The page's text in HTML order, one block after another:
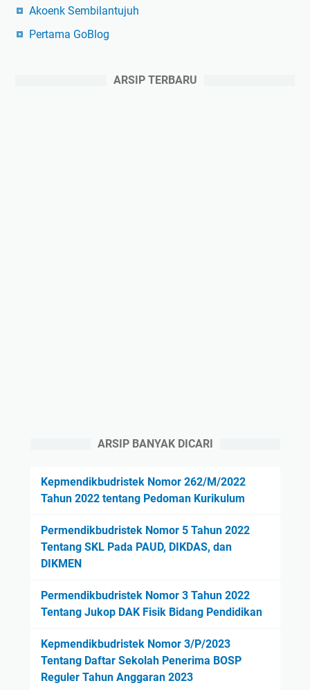
Akoenk Sembilantujuh
Pertama GoBlog
ARSIP TERBARU
ARSIP BANYAK DICARI
Kepmendikbudristek Nomor 262/M/2022
Tahun 2022 tentang Pedoman Kurikulum
Permendikbudristek Nomor 5 Tahun 2022
Tentang SKL Pada PAUD, DIKDAS, dan
DIKMEN
Permendikbudristek Nomor 3 Tahun 2022
Tentang Jukop DAK Fisik Bidang Pendidikan
Kepmendikbudristek Nomor 3/P/2023
Tentang Daftar Sekolah Penerima BOSP
Reguler Tahun Anggaran 2023